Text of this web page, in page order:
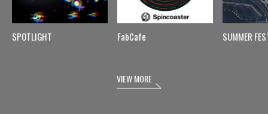
SPOTLIGHT FabCafe SUMMER
VIEW MORE